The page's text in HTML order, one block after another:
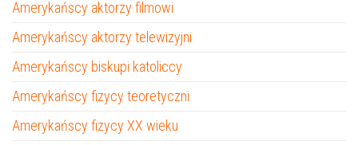
Amerykańscy aktorzy filmowi
Amerykańscy aktorzy telewizyjni
Amerykańscy biskupi katoliccy
Amerykańscy fizycy teoretyczni
Amerykańscy fizycy XX wieku